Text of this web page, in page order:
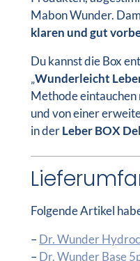
Mabon Wunder.
klaren und gut
Du kannst die Box
„Wunderleicht
Methode eintauchen
und von einer
in derLeber BOX
Folgende Artikel
–Dr. Wunder
–Dr. Wunder Base